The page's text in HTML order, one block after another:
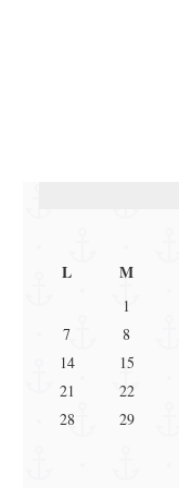
L M
1
7
8
14
15
21
22
28
29